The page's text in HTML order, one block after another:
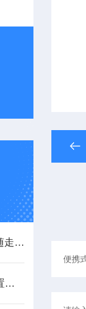
厂家直供车载气象站 随走随测 移动应急气象实时监测
小型气象站-可快速布置使用的太阳能气象站@2025全+国+派+送
5.
6.
7.
8.
9.